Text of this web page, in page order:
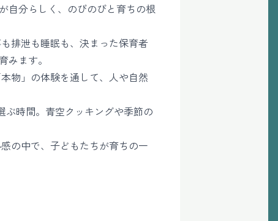
自分らしく、のびのびと育ちの根
排泄も睡眠も、決まった保育者
ます。
物」の体験を通して、人や自然
ぶ時間。青空クッキングや季節の
の中で、子どもたちが育ちの一